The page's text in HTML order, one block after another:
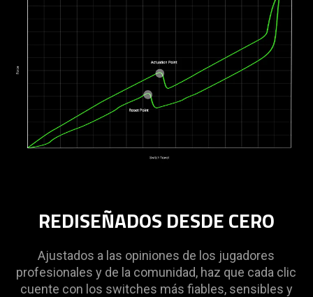
REDISEÑADOS DESDE CERO
Ajustados a las opiniones de los jugadores
profesionales y de la comunidad, haz que cada clic
cuente con los switches más fiables, sensibles y